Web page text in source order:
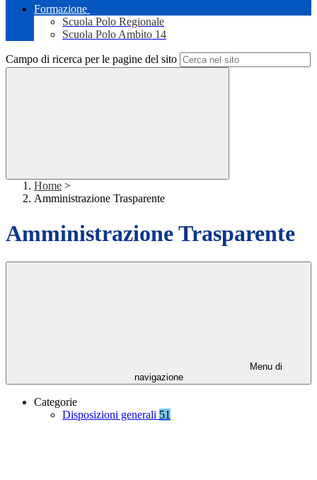
Formazione
Scuola Polo Regionale
Scuola Polo Ambito 14
Campo di ricerca per le pagine del sito
Home >
Amministrazione Trasparente
Amministrazione Trasparente
Menu di
navigazione
Categorie
Disposizioni generali 51